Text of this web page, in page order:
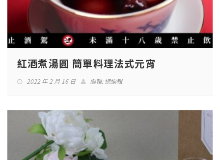
紅酒煮湯圓 簡單料理法式元宵
2022 年 2 月 16 日 編輯:總編輯